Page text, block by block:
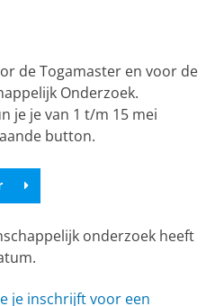
de Togamaster en voor de
Onderzoek.
je je van 1 t/m 15 mei
button.
onderzoek heeft
je inschrijft voor een